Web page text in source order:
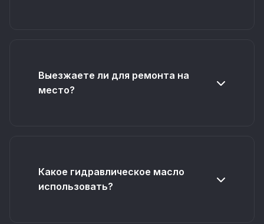
Выезжаете ли для ремонта на
место?
Какое гидравлическое масло
использовать?